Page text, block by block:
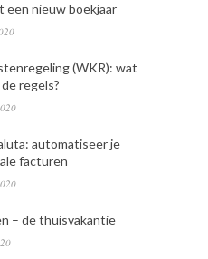
een nieuw boekjaar
(WKR): wat
regels?
automatiseer je
facturen
– de thuisvakantie